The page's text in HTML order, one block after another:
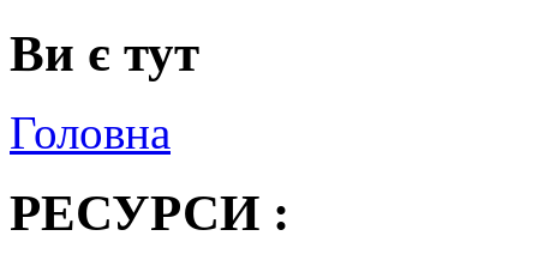
Ви є тут
Головна
РЕСУРСИ :